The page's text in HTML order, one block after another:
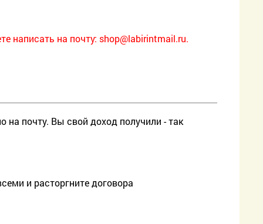
написать на почту: shop@labirintmail.ru.
на почту. Вы свой доход получили - так
и расторгните договора